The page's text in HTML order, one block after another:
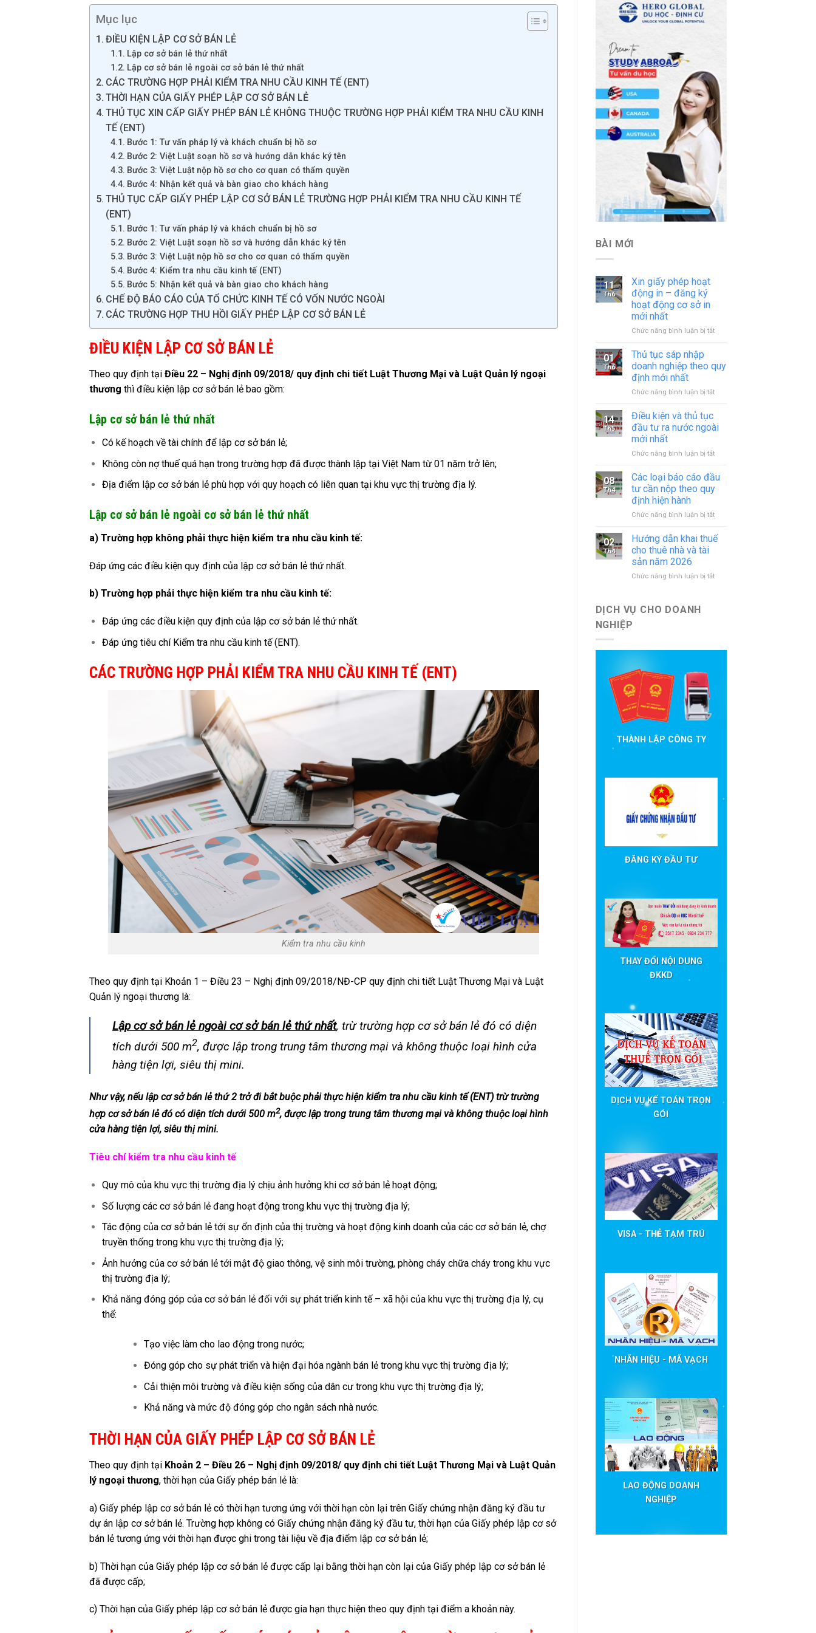
Mục lục
ĐIỀU KIỆN LẬP CƠ SỞ BÁN LẺ
Lập cơ sở bán lẻ thứ nhất
Lập cơ sở bán lẻ ngoài cơ sở bán lẻ thứ nhất
CÁC TRƯỜNG HỢP PHẢI KIỂM TRA NHU CẦU KINH TẾ (ENT)
THỜI HẠN CỦA GIẤY PHÉP LẬP CƠ SỞ BÁN LẺ
THỦ TỤC XIN CẤP GIẤY PHÉP BÁN LẺ KHÔNG THUỘC TRƯỜNG HỢP PHẢI KIỂM TRA NHU CẦU KINH
TẾ (ENT)
Bước 1: Tư vấn pháp lý và khách chuẩn bị hồ sơ
Bước 2: Việt Luật soạn hồ sơ và hướng dẫn khác ký tên
Bước 3: Việt Luật nộp hồ sơ cho cơ quan có thẩm quyền
Bước 4: Nhận kết quả và bàn giao cho khách hàng
THỦ TỤC CẤP GIẤY PHÉP LẬP CƠ SỞ BÁN LẺ TRƯỜNG HỢP PHẢI KIỂM TRA NHU CẦU KINH TẾ
(ENT)
Bước 1: Tư vấn pháp lý và khách chuẩn bị hồ sơ
Bước 2: Việt Luật soạn hồ sơ và hướng dẫn khác ký tên
Bước 3: Việt Luật nộp hồ sơ cho cơ quan có thẩm quyền
Bước 4: Kiểm tra nhu cầu kinh tế (ENT)
Bước 5: Nhận kết quả và bàn giao cho khách hàng
CHẾ ĐỘ BÁO CÁO CỦA TỔ CHỨC KINH TẾ CÓ VỐN NƯỚC NGOÀI
CÁC TRƯỜNG HỢP THU HỒI GIẤY PHÉP LẬP CƠ SỞ BÁN LẺ
ĐIỀU KIỆN LẬP CƠ SỞ BÁN LẺ
Theo quy định tại Điều 22 – Nghị định 09/2018/ quy định chi tiết Luật Thương Mại và Luật Quản lý ngoại
thương thì điều kiện lập cơ sở bán lẻ bao gồm:
Lập cơ sở bán lẻ thứ nhất
Có kế hoạch về tài chính để lập cơ sở bán lẻ;
Không còn nợ thuế quá hạn trong trường hợp đã được thành lập tại Việt Nam từ 01 năm trở lên;
Địa điểm lập cơ sở bán lẻ phù hợp với quy hoạch có liên quan tại khu vực thị trường địa lý.
Lập cơ sở bán lẻ ngoài cơ sở bán lẻ thứ nhất
a) Trường hợp không phải thực hiện kiểm tra nhu cầu kinh tế:
Đáp ứng các điều kiện quy định của lập cơ sở bán lẻ thứ nhất.
b) Trường hợp phải thực hiện kiểm tra nhu cầu kinh tế:
Đáp ứng các điều kiện quy định của lập cơ sở bán lẻ thứ nhất.
Đáp ứng tiêu chí Kiểm tra nhu cầu kinh tế (ENT).
CÁC TRƯỜNG HỢP PHẢI KIỂM TRA NHU CẦU KINH TẾ (ENT)
Kiểm tra nhu cầu kinh
Theo quy định tại Khoản 1 – Điều 23 – Nghị định 09/2018/NĐ-CP quy định chi tiết Luật Thương Mại và Luật
Quản lý ngoại thương là:
Lập cơ sở bán lẻ ngoài cơ sở bán lẻ thứ nhất, trừ trường hợp cơ sở bán lẻ đó có diện
tích dưới 500 m2, được lập trong trung tâm thương mại và không thuộc loại hình cửa
hàng tiện lợi, siêu thị mini.
Như vậy, nếu lập cơ sở bán lẻ thứ 2 trở đi bắt buộc phải thực hiện kiểm tra nhu cầu kinh tế (ENT) trừ trường
hợp cơ sở bán lẻ đó có diện tích dưới 500 m2, được lập trong trung tâm thương mại và không thuộc loại hình
cửa hàng tiện lợi, siêu thị mini.
Tiêu chí kiểm tra nhu cầu kinh tế
Quy mô của khu vực thị trường địa lý chịu ảnh hưởng khi cơ sở bán lẻ hoạt động;
Số lượng các cơ sở bán lẻ đang hoạt động trong khu vực thị trường địa lý;
Tác động của cơ sở bán lẻ tới sự ổn định của thị trường và hoạt động kinh doanh của các cơ sở bán lẻ, chợ
truyền thống trong khu vực thị trường địa lý;
Ảnh hưởng của cơ sở bán lẻ tới mật độ giao thông, vệ sinh môi trường, phòng cháy chữa cháy trong khu vực
thị trường địa lý;
Khả năng đóng góp của cơ sở bán lẻ đối với sự phát triển kinh tế – xã hội của khu vực thị trường địa lý, cụ
thể:
Tạo việc làm cho lao động trong nước;
Đóng góp cho sự phát triển và hiện đại hóa ngành bán lẻ trong khu vực thị trường địa lý;
Cải thiện môi trường và điều kiện sống của dân cư trong khu vực thị trường địa lý;
Khả năng và mức độ đóng góp cho ngân sách nhà nước.
THỜI HẠN CỦA GIẤY PHÉP LẬP CƠ SỞ BÁN LẺ
Theo quy định tại Khoản 2 – Điều 26 – Nghị định 09/2018/ quy định chi tiết Luật Thương Mại và Luật Quản
lý ngoại thương, thời hạn của Giấy phép bán lẻ là:
a) Giấy phép lập cơ sở bán lẻ có thời hạn tương ứng với thời hạn còn lại trên Giấy chứng nhận đăng ký đầu tư
dự án lập cơ sở bán lẻ. Trường hợp không có Giấy chứng nhận đăng ký đầu tư, thời hạn của Giấy phép lập cơ sở
bán lẻ tương ứng với thời hạn được ghi trong tài liệu về địa điểm lập cơ sở bán lẻ;
b) Thời hạn của Giấy phép lập cơ sở bán lẻ được cấp lại bằng thời hạn còn lại của Giấy phép lập cơ sở bán lẻ
đã được cấp;
c) Thời hạn của Giấy phép lập cơ sở bán lẻ được gia hạn thực hiện theo quy định tại điểm a khoản này.
BÀI MỚI
11
Th6
Xin giấy phép hoạt
động in – đăng ký
hoạt động cơ sở in
mới nhất
Chức năng bình luận bị tắtở
hoạt
in
ký
hoạt
cơ
in
mới
01
Th6
Thủ tục sáp nhập
doanh nghiệp theo quy
định mới nhất
Chức năng bình luận bị tắtở
sáp
nhập
nghiệp
quy
14
Th5
Điều kiện và thủ tục
đầu tư ra nước ngoài
mới nhất
Chức năng bình luận bị tắtở
kiện
đầu
ra
nhất
08
Th4
Các loại báo cáo đầu
tư cần nộp theo quy
định hiện hành
Chức năng bình luận bị tắtở
loại
báo
tư
hành
02
Th4
Hướng dẫn khai thuế
cho thuê nhà và tài
sản năm 2026
Chức năng bình luận bị tắtở
DỊCH VỤ CHO DOANH
NGHIỆP
THÀNH LẬP CÔNG TY
ĐĂNG KÝ ĐẦU TƯ
THAY ĐỔI NỘI DUNG
ĐKKD
DỊCH VỤ KẾ TOÁN TRỌN
GÓI
VISA - THẺ TẠM TRÚ
NHÃN HIỆU - MÃ VẠCH
LAO ĐỘNG DOANH
NGHIỆP